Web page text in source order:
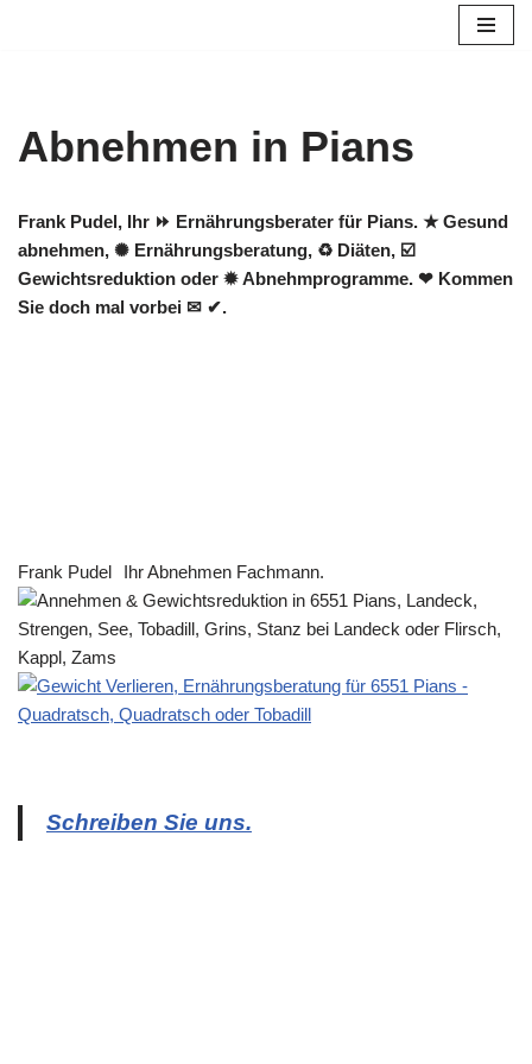
Abnehmen in Pians
Frank Pudel, Ihr ⏩ Ernährungsberater für Pians. ★ Gesund
abnehmen, ✺ Ernährungsberatung, ♻ Diäten, ☑️
Gewichtsreduktion oder ✹ Abnehmprogramme. ❤ Kommen
Sie doch mal vorbei ✉ ✔.
Frank Pudel Ihr Abnehmen Fachmann.
Schreiben Sie uns.